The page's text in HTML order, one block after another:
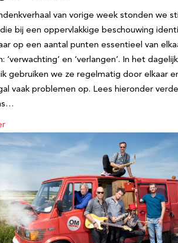
van vorige week stonden we
bij een oppervlakkige beschouwing
op een aantal punten essentieel van
‘verwachting’ en ‘verlangen’. In het
gebruiken we ze regelmatig door elkaar
vaak problemen op. Lees hieronder